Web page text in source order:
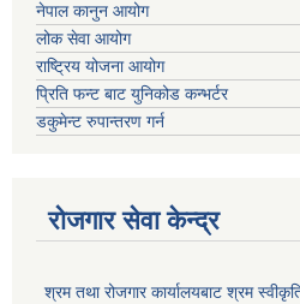
नेपाल कानुन आयोग
लोक सेवा आयोग
राष्ट्रिय योजना आयोग
प्रिति फन्ट बाट युनिकोड कन्भर्टर
डकुमेन्ट रुपान्तरण गर्न
रोजगार सेवा केन्द्र
श्रम तथा रोजगार कार्यालयबाट श्रम